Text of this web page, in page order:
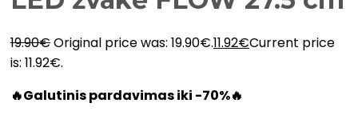
19.90€Original price was: 19.90€.11.92€Current price
is: 11.92€.
🔥Galutinis pardavimas iki -70%🔥